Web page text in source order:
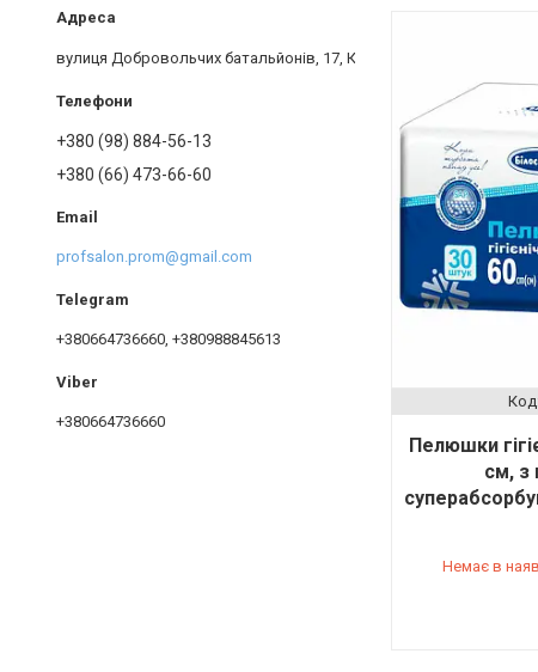
Пелюшки
см, з
Немає в
вулиця Добровольчих батальйонів, 17, Київ, Україна
+380 (98) 884-56-13
+380 (66) 473-66-60
profsalon.prom@gmail.com
+380664736660, +380988845613
+380664736660